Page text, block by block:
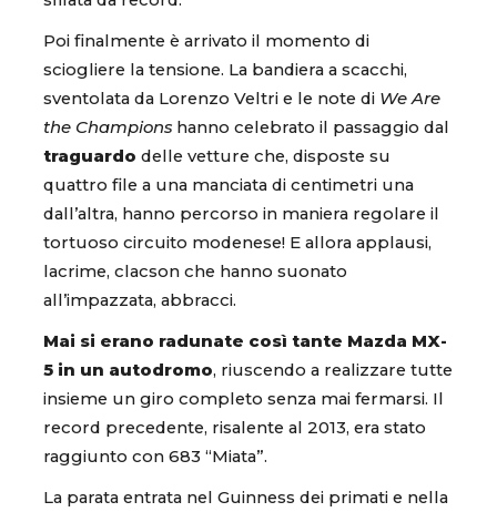
Poi finalmente è arrivato il momento di
sciogliere la tensione. La bandiera a scacchi,
sventolata da Lorenzo Veltri e le note di We Are
the Champions hanno celebrato il passaggio dal
traguardo delle vetture che, disposte su
quattro file a una manciata di centimetri una
dall’altra, hanno percorso in maniera regolare il
tortuoso circuito modenese! E allora applausi,
lacrime, clacson che hanno suonato
all’impazzata, abbracci.
Mai si erano radunate così tante Mazda MX-
5 in un autodromo, riuscendo a realizzare tutte
insieme un giro completo senza mai fermarsi. Il
record precedente, risalente al 2013, era stato
raggiunto con 683 “Miata”.
La parata entrata nel Guinness dei primati e nella